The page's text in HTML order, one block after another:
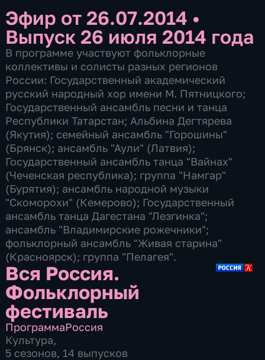
Эфир от 26.07.2014 •
Выпуск 26 июля 2014 года
В программе участвуют фольклорные
коллективы и солисты разных регионов
России: Государственный академический
русский народный хор имени М. Пятницкого;
Государственный ансамбль песни и танца
Республики Татарстан; Альбина Дегтярева
(Якутия); семейный ансамбль "Горошины"
(Брянск); ансамбль "Аули" (Латвия);
Государственный ансамбль танца "Вайнах"
(Чеченская республика); группа "Намгар"
(Бурятия); ансамбль народной музыки
"Скоморохи" (Кемерово); Государственный
ансамбль танца Дагестана "Лезгинка";
ансамбль "Владимирские рожечники";
фольклорный ансамбль "Живая старина"
(Красноярск); группа "Пелагея".
Вся Россия.
Фольклорный
фестиваль
ПрограммаРоссия
Культура,
5 сезонов, 14 выпусков